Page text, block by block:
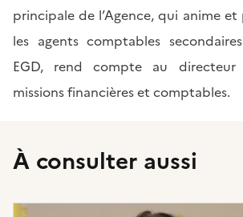
principale de l’Agence, qui anime
les agents comptables
EGD, rend compte au directeur
missions financières et comptables.
À consulter aussi